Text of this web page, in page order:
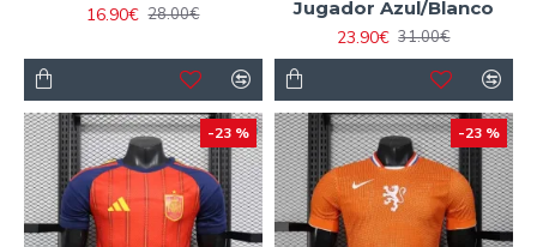
16.90€ 28.00€
Jugador Azul/Blanco
23.90€ 31.00€
-23 % -23 %